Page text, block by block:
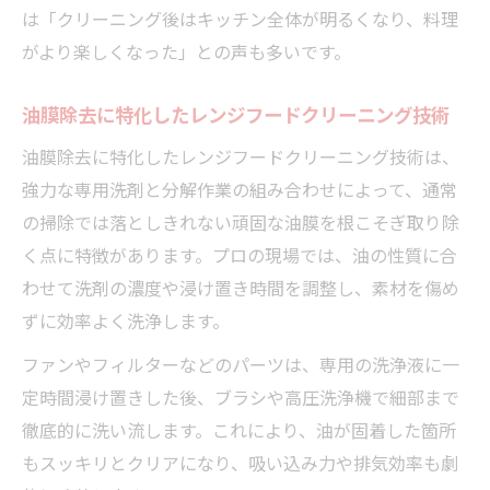
は「クリーニング後はキッチン全体が明るくなり、料理
がより楽しくなった」との声も多いです。
油膜除去に特化したレンジフードクリーニング技術
油膜除去に特化したレンジフードクリーニング技術は、
強力な専用洗剤と分解作業の組み合わせによって、通常
の掃除では落としきれない頑固な油膜を根こそぎ取り除
く点に特徴があります。プロの現場では、油の性質に合
わせて洗剤の濃度や浸け置き時間を調整し、素材を傷め
ずに効率よく洗浄します。
ファンやフィルターなどのパーツは、専用の洗浄液に一
定時間浸け置きした後、ブラシや高圧洗浄機で細部まで
徹底的に洗い流します。これにより、油が固着した箇所
もスッキリとクリアになり、吸い込み力や排気効率も劇